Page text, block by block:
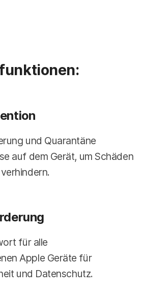
und Quarantäne
auf dem Gerät, um Schäden
für alle
Apple Geräte für
und Datenschutz.